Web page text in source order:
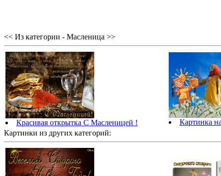
<< Из категории - Масленица >>
Красивая открытка С Масленицей !
Картинка
Картинки из других категорий: